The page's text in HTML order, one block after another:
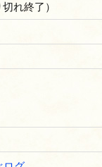
れ終了）